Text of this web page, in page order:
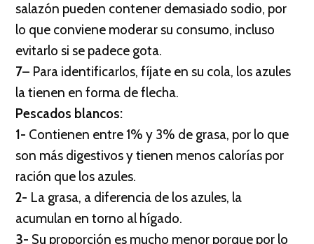
salazón pueden contener demasiado sodio, por
lo que conviene moderar su consumo, incluso
evitarlo si se padece gota.
7– Para identificarlos, fíjate en su cola, los azules
la tienen en forma de flecha.
Pescados blancos:
1- Contienen entre 1% y 3% de grasa, por lo que
son más digestivos y tienen menos calorías por
ración que los azules.
2- La grasa, a diferencia de los azules, la
acumulan en torno al hígado.
3- Su proporción es mucho menor porque por lo